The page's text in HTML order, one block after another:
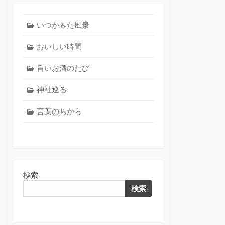
いつかみた風景
おいしい時間
旨いお酒のたび
神社巡る
言葉のちから
検索
検索